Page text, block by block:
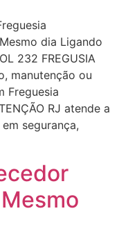
dia Ligando
232 FREGUSIA
manutenção ou
Freguesia
RJ atende a
segurança,